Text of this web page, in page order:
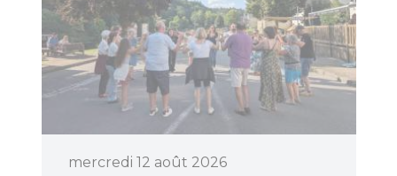
Art et Culture
mercredi 12 août 2026